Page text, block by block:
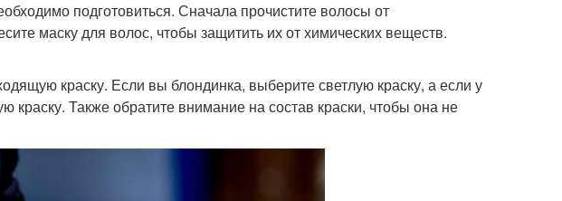
подготовиться. Сначала прочистите волосы от
маску для волос, чтобы защитить их от химических веществ.
краску. Если вы блондинка, выберите светлую краску, а если у
Также обратите внимание на состав краски, чтобы она не